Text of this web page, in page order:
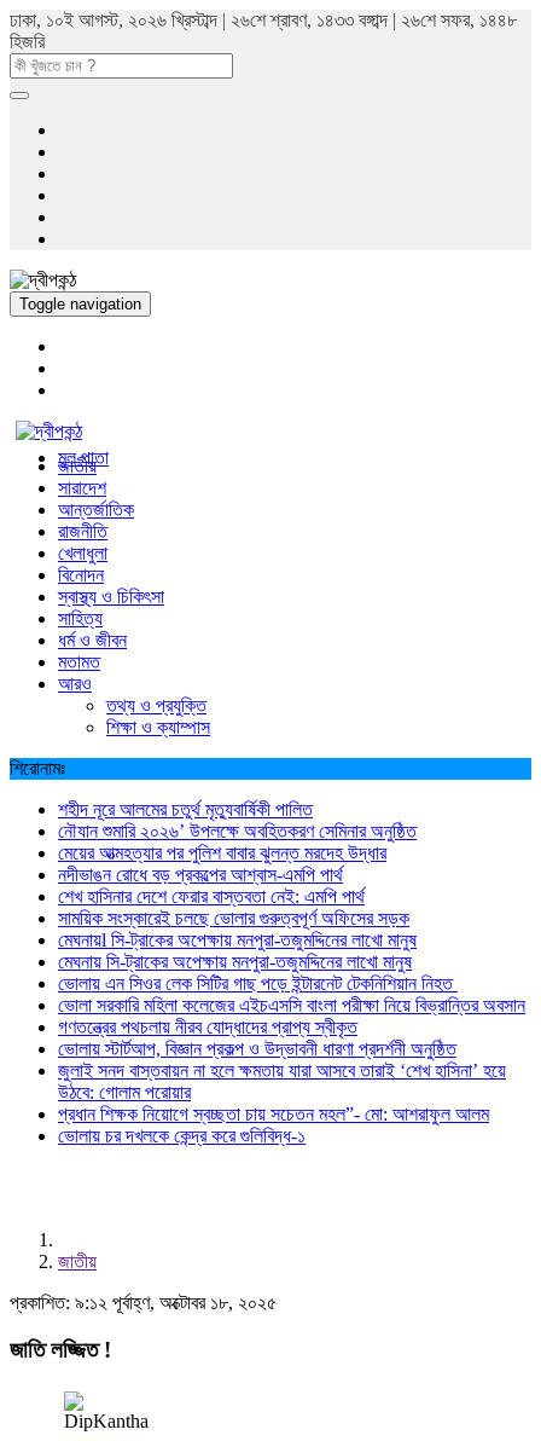
ঢাকা, ১০ই আগস্ট, ২০২৬ খ্রিস্টাব্দ | ২৬শে শ্রাবণ, ১৪৩৩ বঙ্গাব্দ | ২৬শে সফর, ১৪৪৮
হিজরি
Toggle navigation
মুল পাতা
জাতীয়
সারাদেশ
আন্তর্জাতিক
রাজনীতি
খেলাধুলা
বিনোদন
স্বাস্থ্য ও চিকিৎসা
সাহিত্য
ধর্ম ও জীবন
মতামত
আরও
তথ্য ও প্রযুক্তি
শিক্ষা ও ক্যাম্পাস
শিরোনামঃ
শহীদ নূরে আলমের চতুর্থ মৃত্যুবার্ষিকী পালিত
নৌযান শুমারি ২০২৬’ উপলক্ষে অবহিতকরণ সেমিনার অনুষ্ঠিত
মেয়ের আত্মহত্যার পর পুলিশ বাবার ঝুলন্ত মরদেহ উদ্ধার
নদীভাঙন রোধে বড় প্রকল্পের আশ্বাস-এমপি পার্থ
শেখ হাসিনার দেশে ফেরার বাস্তবতা নেই: এমপি পার্থ
সাময়িক সংস্কারেই চলছে ভোলার গুরুত্বপূর্ণ অফিসের সড়ক
মেঘনায়l সি-ট্রাকের অপেক্ষায় মনপুরা-তজুমদ্দিনের লাখো মানুষ
মেঘনায় সি-ট্রাকের অপেক্ষায় মনপুরা-তজুমদ্দিনের লাখো মানুষ
ভোলায় এন সিওর লেক সিটির গাছ পড়ে ইন্টারনেট টেকনিশিয়ান নিহত
ভোলা সরকারি মহিলা কলেজের এইচএসসি বাংলা পরীক্ষা নিয়ে বিভ্রান্তির অবসান
গণতন্ত্রের পথচলায় নীরব যোদ্ধাদের প্রাপ্য স্বীকৃত
ভোলায় স্টার্টআপ, বিজ্ঞান প্রকল্প ও উদ্ভাবনী ধারণা প্রদর্শনী অনুষ্ঠিত
জুলাই সনদ বাস্তবায়ন না হলে ক্ষমতায় যারা আসবে তারাই ‘শেখ হাসিনা’ হয়ে
উঠবে: গোলাম পরোয়ার
প্রধান শিক্ষক নিয়োগে স্বচ্ছতা চায় সচেতন মহল”- মো: আশরাফুল আলম
ভোলায় চর দখলকে কেন্দ্র করে গুলিবিদ্ধ-১
জাতীয়
প্রকাশিত: ৯:১২ পূর্বাহ্ণ, অক্টোবর ১৮, ২০২৫
জাতি লজ্জিত !